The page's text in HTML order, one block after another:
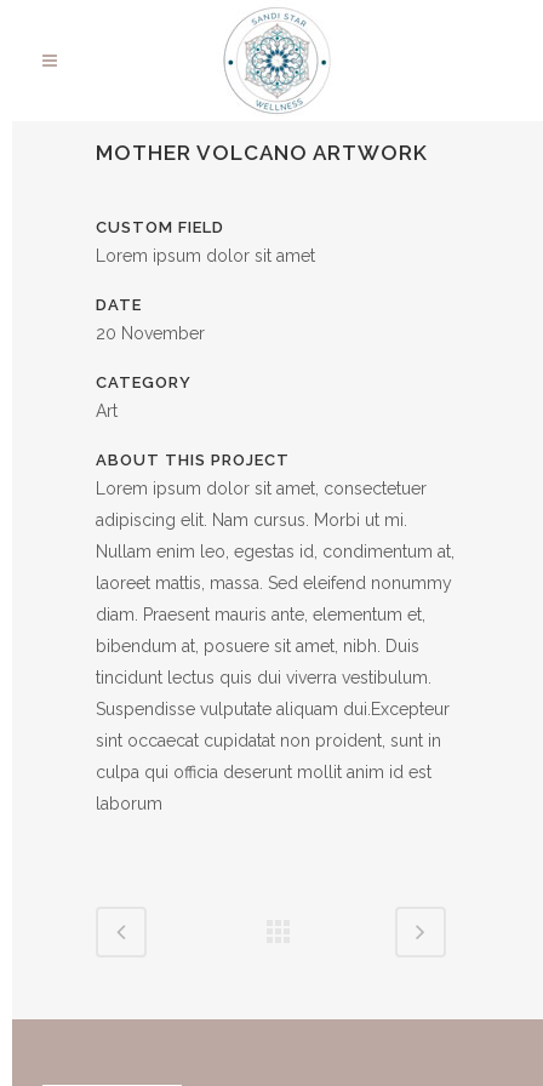
MOTHER VOLCANO ARTWORK
CUSTOM FIELD
Lorem ipsum dolor sit amet
DATE
20 November
CATEGORY
Art
ABOUT THIS PROJECT
Lorem ipsum dolor sit amet, consectetuer
adipiscing elit. Nam cursus. Morbi ut mi.
Nullam enim leo, egestas id, condimentum at,
laoreet mattis, massa. Sed eleifend nonummy
diam. Praesent mauris ante, elementum et,
bibendum at, posuere sit amet, nibh. Duis
tincidunt lectus quis dui viverra vestibulum.
Suspendisse vulputate aliquam dui.Excepteur
sint occaecat cupidatat non proident, sunt in
culpa qui officia deserunt mollit anim id est
laborum